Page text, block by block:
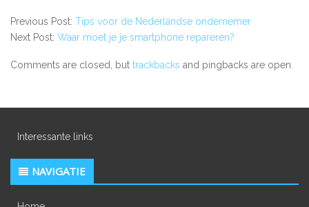
Previous Post: Tips voor de Nederlandse ondernemer
Next Post: Waar moet je je smartphone repareren?
Comments are closed, but trackbacks and pingbacks are open.
Interessante links
NAVIGATIE